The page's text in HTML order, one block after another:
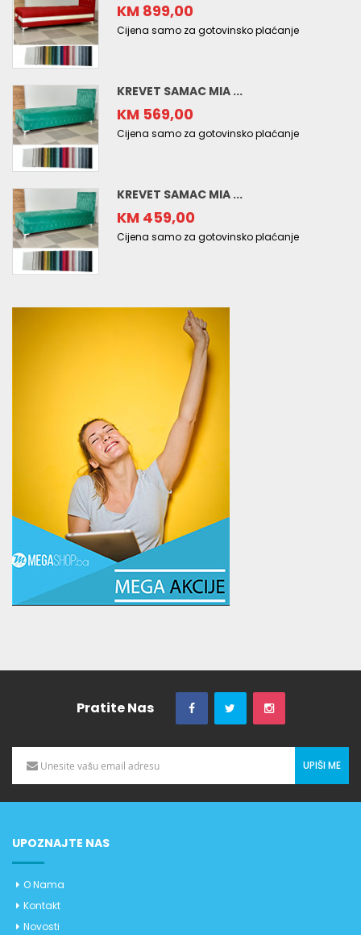
KM 899,00
Cijena samo za gotovinsko plaćanje
KREVET SAMAC MIA ...
KM 569,00
Cijena samo za gotovinsko plaćanje
KREVET SAMAC MIA ...
KM 459,00
Cijena samo za gotovinsko plaćanje
Pratite Nas
UPIŠI ME
UPOZNAJTE NAS
O Nama
Kontakt
Novosti